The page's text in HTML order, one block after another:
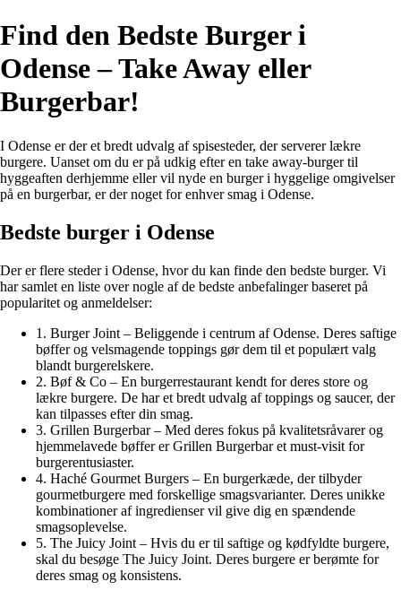
Find den Bedste Burger i
Odense – Take Away eller
Burgerbar!
I Odense er der et bredt udvalg af spisesteder, der serverer lækre
burgere. Uanset om du er på udkig efter en take away-burger til
hyggeaften derhjemme eller vil nyde en burger i hyggelige omgivelser
på en burgerbar, er der noget for enhver smag i Odense.
Bedste burger i Odense
Der er flere steder i Odense, hvor du kan finde den bedste burger. Vi
har samlet en liste over nogle af de bedste anbefalinger baseret på
popularitet og anmeldelser:
1. Burger Joint – Beliggende i centrum af Odense. Deres saftige
bøffer og velsmagende toppings gør dem til et populært valg
blandt burgerelskere.
2. Bøf & Co – En burgerrestaurant kendt for deres store og
lækre burgere. De har et bredt udvalg af toppings og saucer, der
kan tilpasses efter din smag.
3. Grillen Burgerbar – Med deres fokus på kvalitetsråvarer og
hjemmelavede bøffer er Grillen Burgerbar et must-visit for
burgerentusiaster.
4. Haché Gourmet Burgers – En burgerkæde, der tilbyder
gourmetburgere med forskellige smagsvarianter. Deres unikke
kombinationer af ingredienser vil give dig en spændende
smagsoplevelse.
5. The Juicy Joint – Hvis du er til saftige og kødfyldte burgere,
skal du besøge The Juicy Joint. Deres burgere er berømte for
deres smag og konsistens.